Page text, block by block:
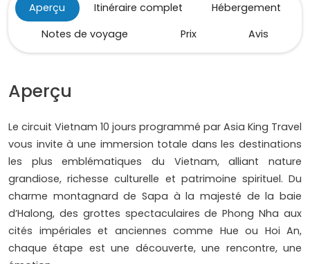
Aperçu Itinéraire complet
Hébergement
Notes de voyage
Prix Avis
Aperçu
Le circuit Vietnam 10 jours programmé par Asia King Travel
vous invite à une immersion totale dans les destinations
les plus emblématiques du Vietnam, alliant nature
grandiose, richesse culturelle et patrimoine spirituel. Du
charme montagnard de Sapa à la majesté de la baie
d’Halong, des grottes spectaculaires de Phong Nha aux
cités impériales et anciennes comme Hue ou Hoi An,
chaque étape est une découverte, une rencontre, une